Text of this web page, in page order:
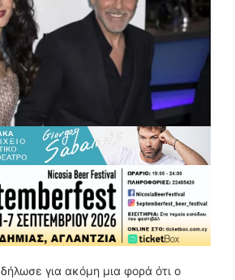
δήλωσε για ακόμη μια φορά ότι ο